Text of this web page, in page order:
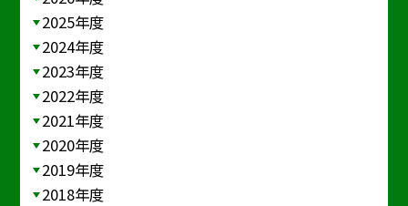
2025年度
2024年度
2023年度
2022年度
2021年度
2020年度
2019年度
2018年度